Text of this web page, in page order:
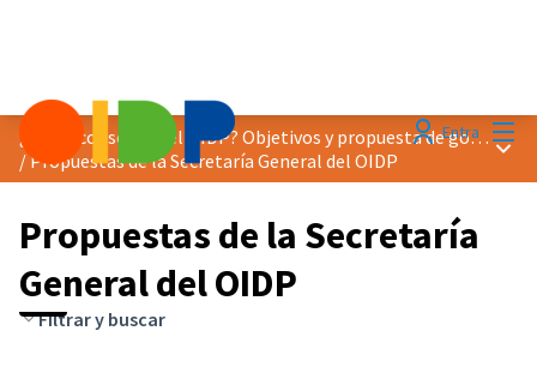
Entra¿Cómo consolidar el OIDP? Objetivos y propuesta de gobernanza
/Propuestas de la Secretaría General del OIDP
Propuestas de la Secretaría
General del OIDP
Filtrar y buscar